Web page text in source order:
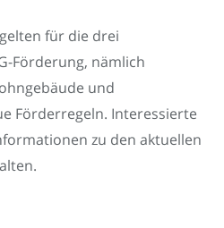
für die drei
Förderung, nämlich
und
Förderregeln. Interessierte
zu den aktuellen